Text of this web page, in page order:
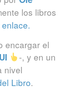
los libros
encargar el
-, y en un
nivel
Libro.